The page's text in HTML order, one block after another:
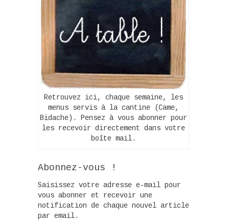
Retrouvez ici, chaque semaine, les
menus servis à la cantine (Came,
Bidache). Pensez à vous abonner pour
les recevoir directement dans votre
boîte mail.
Abonnez-vous !
Saisissez votre adresse e-mail pour
vous abonner et recevoir une
notification de chaque nouvel article
par email.